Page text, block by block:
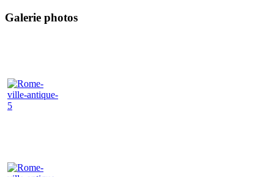
Galerie photos